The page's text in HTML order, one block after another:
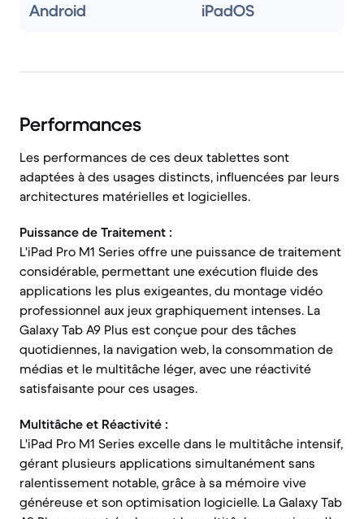
Android iPadOS
Performances
Les performances de ces deux tablettes sont
adaptées à des usages distincts, influencées par leurs
architectures matérielles et logicielles.
Puissance de Traitement :
L'iPad Pro M1 Series offre une puissance de traitement
considérable, permettant une exécution fluide des
applications les plus exigeantes, du montage vidéo
professionnel aux jeux graphiquement intenses. La
Galaxy Tab A9 Plus est conçue pour des tâches
quotidiennes, la navigation web, la consommation de
médias et le multitâche léger, avec une réactivité
satisfaisante pour ces usages.
Multitâche et Réactivité :
L'iPad Pro M1 Series excelle dans le multitâche intensif,
gérant plusieurs applications simultanément sans
ralentissement notable, grâce à sa mémoire vive
généreuse et son optimisation logicielle. La Galaxy Tab